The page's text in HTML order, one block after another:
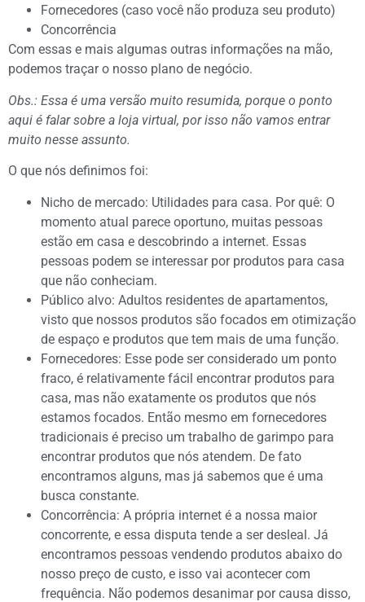
Fornecedores (caso você não produza seu produto)
Concorrência
Com essas e mais algumas outras informações na mão,
podemos traçar o nosso plano de negócio.
Obs.: Essa é uma versão muito resumida, porque o ponto
aqui é falar sobre a loja virtual, por isso não vamos entrar
muito nesse assunto.
O que nós definimos foi:
Nicho de mercado: Utilidades para casa. Por quê: O
momento atual parece oportuno, muitas pessoas
estão em casa e descobrindo a internet. Essas
pessoas podem se interessar por produtos para casa
que não conheciam.
Público alvo: Adultos residentes de apartamentos,
visto que nossos produtos são focados em otimização
de espaço e produtos que tem mais de uma função.
Fornecedores: Esse pode ser considerado um ponto
fraco, é relativamente fácil encontrar produtos para
casa, mas não exatamente os produtos que nós
estamos focados. Então mesmo em fornecedores
tradicionais é preciso um trabalho de garimpo para
encontrar produtos que nós atendem. De fato
encontramos alguns, mas já sabemos que é uma
busca constante.
Concorrência: A própria internet é a nossa maior
concorrente, e essa disputa tende a ser desleal. Já
encontramos pessoas vendendo produtos abaixo do
nosso preço de custo, e isso vai acontecer com
frequência. Não podemos desanimar por causa disso,